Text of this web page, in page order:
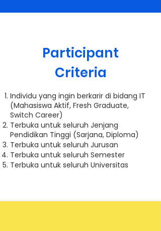
Participant
Criteria
Individu yang ingin berkarir di bidang IT
(Mahasiswa Aktif, Fresh Graduate,
Switch Career)
Terbuka untuk seluruh Jenjang
Pendidikan Tinggi (Sarjana, Diploma)
Terbuka untuk seluruh Jurusan
Terbuka untuk seluruh Semester
Terbuka untuk seluruh Universitas